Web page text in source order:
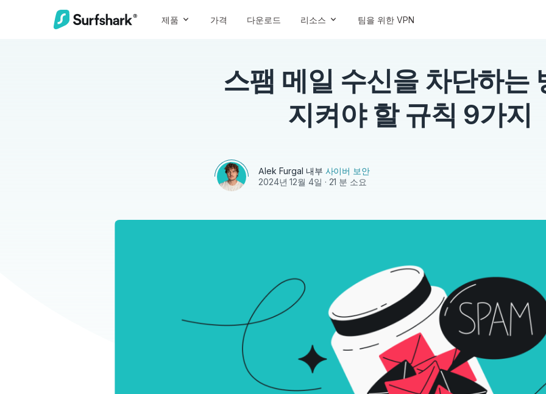
제품 가격 다운로드 리소스 팀을 위한 VPN
스팸 메일 수신을 차단하는
지켜야 할 규칙 9가지
Alek Furgal 내부 사이버 보안
2024년 12월 4일 · 21 분 소요